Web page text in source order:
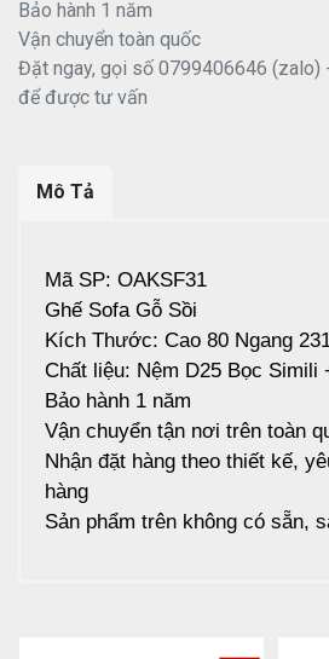
Bảo hành 1 năm
Vận chuyển toàn quốc
Đặt ngay, gọi số 0799406646 (zalo)
để được tư vấn
Mô Tả
Mã SP: OAKSF31
Ghế Sofa Gỗ Sồi
Kích Thước: Cao 80 Ngang
Chất liệu: Nệm D25 Bọc Simili
Bảo hành 1 năm
Vận chuyển tận nơi trên toàn
Nhận đặt hàng theo thiết kế,
hàng
Sản phẩm trên không có sẵn,